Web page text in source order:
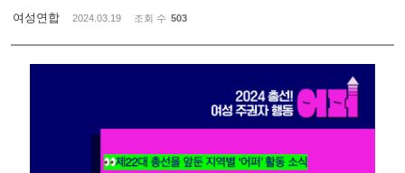
여성연합 2024.03.19 조회 수 503